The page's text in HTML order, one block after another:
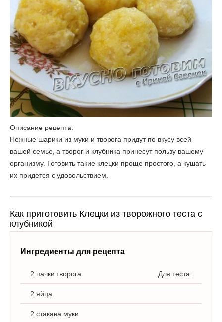
Описание рецепта:
Нежные шарики из муки и творога придут по вкусу всей
вашей семье, а творог и клубника принесут пользу вашему
организму. Готовить такие клецки проще простого, а кушать
их придется с удовольствием.
Как приготовить Клецки из творожного теста с
клубникой
Ингредиенты для рецепта
Для теста:
2 пачки творога
2 яйца
2 стакана муки